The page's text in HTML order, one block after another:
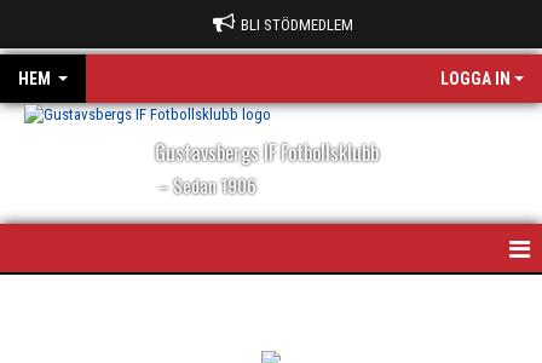
BLI STÖDMEDLEM
HEM LOGGA IN
Gustavsbergs IF Fotbollsklubb
– Sedan 1906